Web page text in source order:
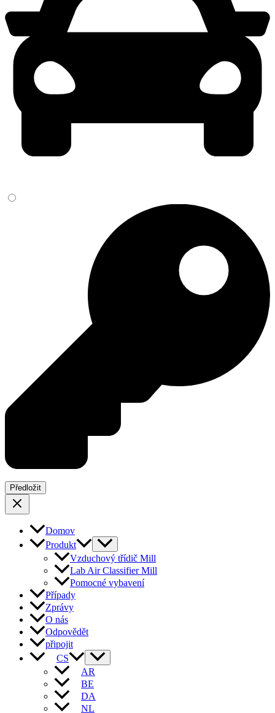
Domov
Produkt
Vzduchový třídič Mill
Lab Air Classifier Mill
Pomocné vybavení
Případy
Zprávy
O nás
Odpovědět
připojit
CS
AR
BE
DA
NL